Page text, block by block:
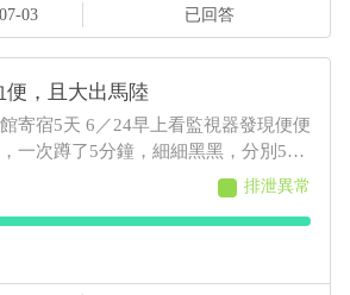
03 已回答
便，且大出馬陸
寄宿5天 6／24早上看監視器發現便便
一次蹲了5分鐘，細細黑黑，分別5
通報早上吐 中午接回，回來不進食，
，且晚間拉了2次黑便〔帶紅果凍型態
6／25 清晨3:00，饅頭大了滿地血
且大了一小節馬陸出來！ 6／25下午帶
定的獸醫院看診 肛門觸診完，醫生判
排泄異常